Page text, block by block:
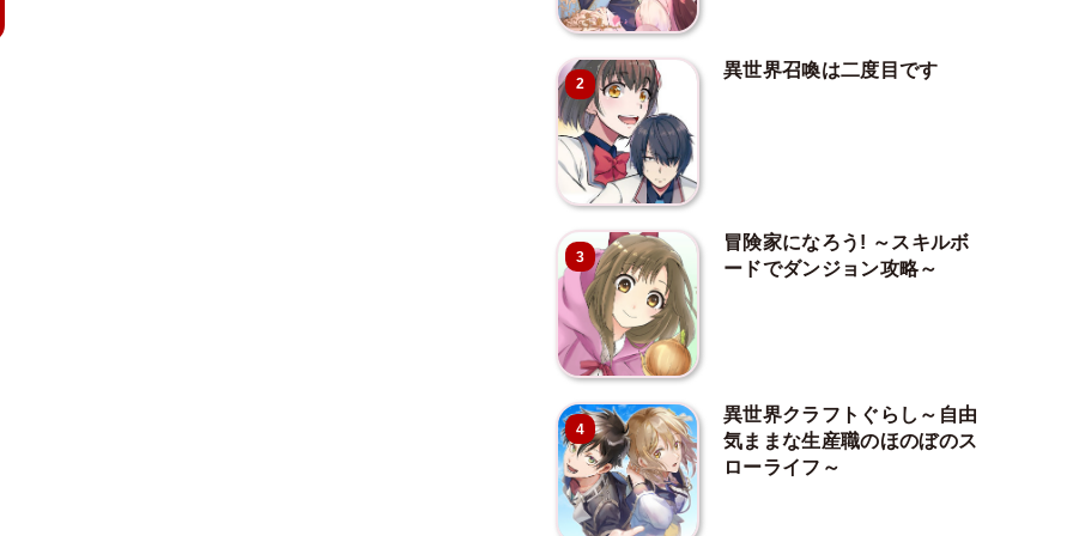
2
異世界召喚は二度目です
3
冒険家になろう! ～スキルボ
ードでダンジョン攻略～
4
異世界クラフトぐらし～自由
気ままな生産職のほのぼのス
ローライフ～